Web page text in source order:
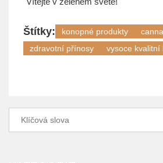
Štítky: konopné produkty
zdravotní přínosy
vysoce kvalitní